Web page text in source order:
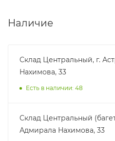
Наличие
Склад Центральный, г.
Нахимова, 33
Есть в наличии: 48
Склад Центральный (багет
Адмирала Нахимова, 33